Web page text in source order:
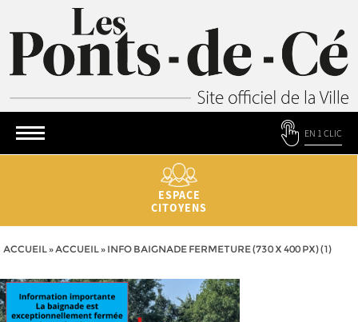
EN 1 CLIC
ESPACE
CITOYENS
ACCUEIL»ACCUEIL» INFO BAIGNADE FERMETURE (730 X 400 PX) (1)